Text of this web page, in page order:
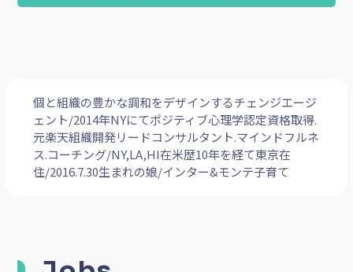
個と組織の豊かな調和をデザインするチェンジエージ
ェント/2014年NYにてポジティブ心理学認定資格取得.
元楽天組織開発リードコンサルタント.マインドフルネ
ス.コーチング/NY,LA,HI在米歴10年を経て東京在
住/2016.7.30生まれの娘/インター&モンテ子育て